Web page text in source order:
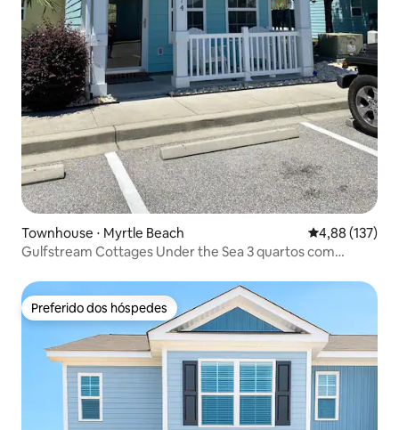
Townhouse ⋅ Myrtle Beach 4,88 de uma
4,88 (137)
Gulfstream Cottages Under the Sea 3 quartos com
Preferido dos hóspedes
Preferido dos hóspedes